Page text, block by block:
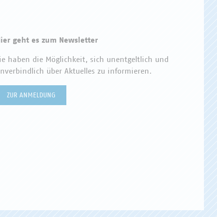
geht es zum Newsletter
haben die Möglichkeit, sich unentgeltlich und
über Aktuelles zu informieren.
ZUR ANMELDUNG